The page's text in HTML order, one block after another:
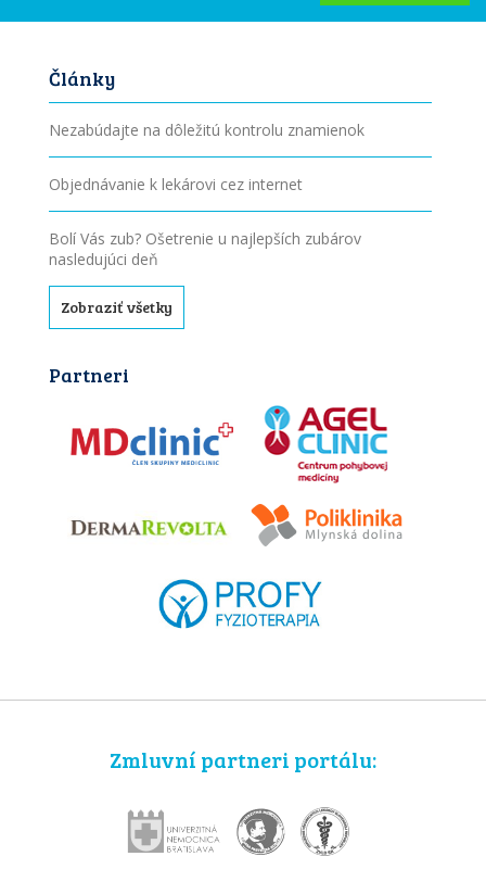
Články
Nezabúdajte na dôležitú kontrolu znamienok
Objednávanie k lekárovi cez internet
Bolí Vás zub? Ošetrenie u najlepších zubárov
nasledujúci deň
Zobraziť všetky
Partneri
Zmluvní partneri portálu: